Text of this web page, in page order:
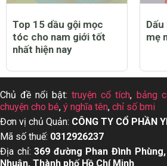
Top 15 dầu gội mọc
tóc cho nam giới tốt
nhất hiện nay
mẹ
Chủ đề nổi bật:truyện cổ tích, bảng
chuyện cho bé, ý nghĩa tên, chỉ số bmi
Đơn vị chủ Quản: CÔNG TY CỔ PHẦN
Mã số thuế: 0312926237
Địa chỉ:369 đường Phan Đình
Nhuận, Thành phố Hồ Chí Minh